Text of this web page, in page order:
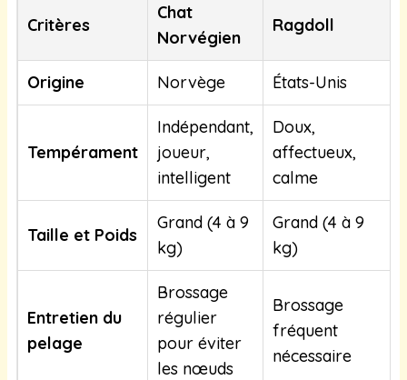
Critères
Chat
Norvégien
Ragdoll
Origine Norvège États-Unis
Tempérament
Indépendant,
joueur,
intelligent
Doux,
affectueux,
calme
Taille et Poids
Grand (4 à 9
kg)
Grand (4 à 9
kg)
Entretien du
pelage
Brossage
régulier
pour éviter
les nœuds
Brossage
fréquent
nécessaire